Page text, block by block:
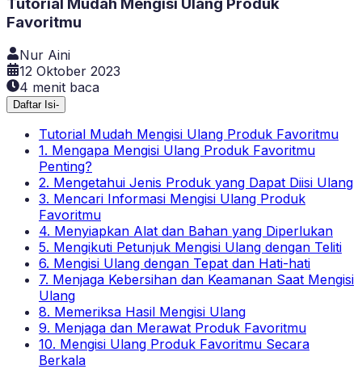
Favoritmu
Nur Aini
12 Oktober 2023
4 menit baca
Daftar Isi-
Tutorial Mudah Mengisi Ulang Produk Favoritmu
1. Mengapa Mengisi Ulang Produk Favoritmu
Penting?
2. Mengetahui Jenis Produk yang Dapat Diisi Ulang
3. Mencari Informasi Mengisi Ulang Produk
Favoritmu
4. Menyiapkan Alat dan Bahan yang Diperlukan
5. Mengikuti Petunjuk Mengisi Ulang dengan Teliti
6. Mengisi Ulang dengan Tepat dan Hati-hati
7. Menjaga Kebersihan dan Keamanan Saat Mengisi
Ulang
8. Memeriksa Hasil Mengisi Ulang
9. Menjaga dan Merawat Produk Favoritmu
10. Mengisi Ulang Produk Favoritmu Secara
Berkala